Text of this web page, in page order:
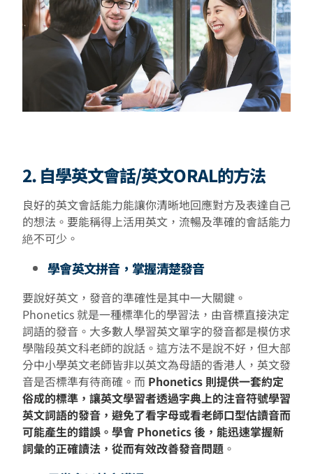
2. 自學英文會話/英文ORAL的方法
良好的英文會話能力能讓你清晰地回應對方及表達自己
的想法。要能稱得上活用英文，流暢及準確的會話能力
絶不可少。
學會英文拼音，掌握清楚發音
要說好英文，發音的準確性是其中一大關鍵。
Phonetics 就是一種標準化的學習法，由音標直接決定
詞語的發音。大多數人學習英文單字的發音都是模仿求
學階段英文科老師的說話。這方法不是說不好，但大部
分中小學英文老師皆非以英文為母語的香港人，英文發
音是否標準有待商確。而 Phonetics 則提供一套約定
俗成的標準，讓英文學習者透過字典上的注音符號學習
英文詞語的發音，避免了看字母或看老師口型估讀音而
可能產生的錯誤。學會 Phonetics 後，能迅速掌握新
詞彙的正確讀法，從而有效改善發音問題 。